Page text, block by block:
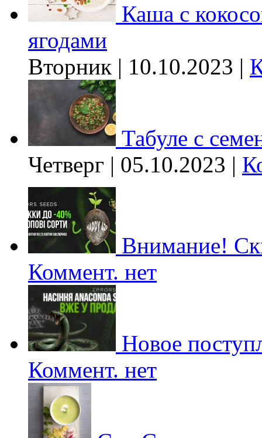
Каша с
ягодами
Вторник | 10.10.2023 |
Табуле с
Четверг | 05.10.2023 |
Внимание!
Коммент. нет
Новое
Коммент. нет